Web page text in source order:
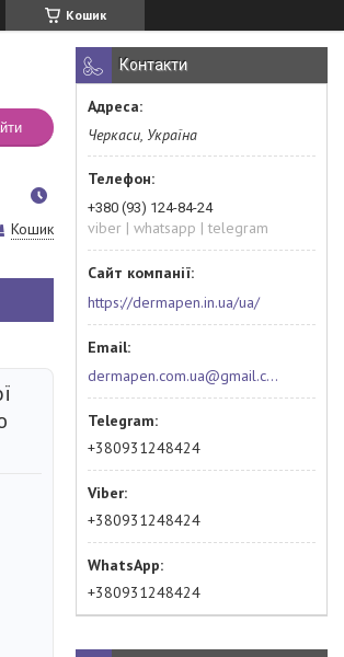
Кошик
Кошик
Контакти
Черкаси, Україна
+380 (93) 124-84-24
viber | whatsapp | telegram
https://dermapen.in.ua/ua/
dermapen.com.ua@gmail.com
+380931248424
+380931248424
+380931248424